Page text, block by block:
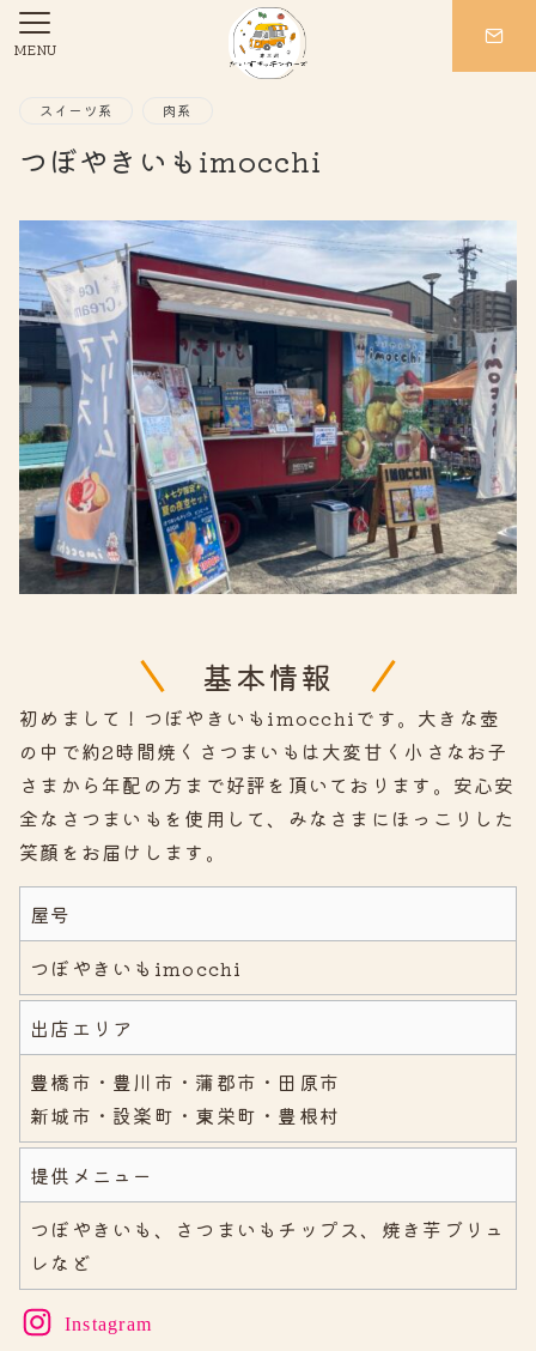
MENU
スイーツ系 肉系
つぼやきいもimocchi
基本情報
初めまして！つぼやきいもimocchiです。大きな壺
の中で約2時間焼くさつまいもは大変甘く小さなお子
さまから年配の方まで好評を頂いております。安心安
全なさつまいもを使用して、みなさまにほっこりした
笑顔をお届けします。
屋号
つぼやきいもimocchi
出店エリア
豊橋市・豊川市・蒲郡市・田原市
新城市・設楽町・東栄町・豊根村
提供メニュー
つぼやきいも、さつまいもチップス、焼き芋ブリュ
レなど
Instagram